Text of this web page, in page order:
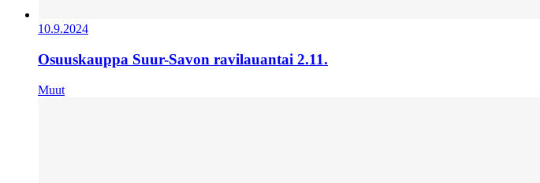
10.9.2024
Osuuskauppa Suur-Savon ravilauantai 2.11.
Muut